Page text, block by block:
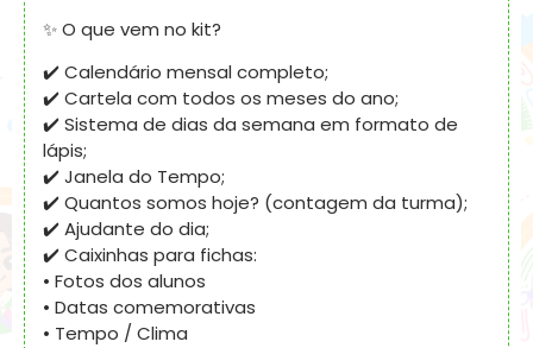
✨ O que vem no kit?
✔️ Calendário mensal completo;
✔️ Cartela com todos os meses do ano;
✔️ Sistema de dias da semana em formato de
lápis;
✔️ Janela do Tempo;
✔️ Quantos somos hoje? (contagem da turma);
✔️ Ajudante do dia;
✔️ Caixinhas para fichas:
• Fotos dos alunos
• Datas comemorativas
• Tempo / Clima